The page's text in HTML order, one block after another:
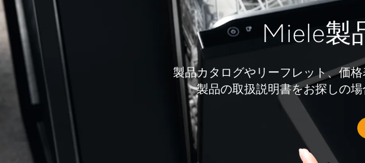
Miele製
製品カタログやリーフレット、価
製品の取扱説明書をお探しの